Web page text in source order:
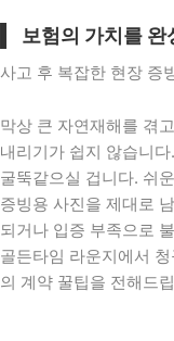
보험의 가치를 완
사고 후 복잡한 현장 증
막상 큰 자연재해를 겪
내리기가 쉽지 않습니
굴뚝같으실 겁니다. 쉬
증빙용 사진을 제대로
되거나 입증 부족으로
골든타임 라운지에서
의 계약 꿀팁을 전해드